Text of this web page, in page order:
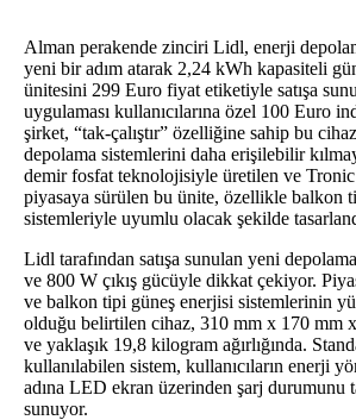
Alman perakende zinciri Lidl, enerji
yeni bir adım atarak 2,24 kWh kapasiteli
ünitesini 299 Euro fiyat etiketiyle satışa
uygulaması kullanıcılarına özel 100 Euro
şirket, “tak-çalıştır” özelliğine sahip bu
depolama sistemlerini daha erişilebilir
demir fosfat teknolojisiyle üretilen ve Tronic
piyasaya sürülen bu ünite, özellikle balkon
sistemleriyle uyumlu olacak şekilde
Lidl tarafından satışa sunulan yeni
ve 800 W çıkış gücüyle dikkat çekiyor.
ve balkon tipi güneş enerjisi sistemlerinin
olduğu belirtilen cihaz, 310 mm x 170 mm
ve yaklaşık 19,8 kilogram ağırlığında.
kullanılabilen sistem, kullanıcıların enerji
adına LED ekran üzerinden şarj durumunu
sunuyor.